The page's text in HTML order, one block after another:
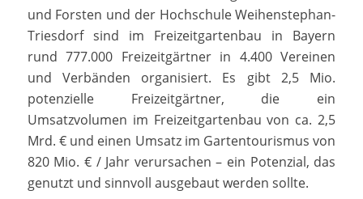
und Forsten und der Hochschule Weihenstephan-
Triesdorf sind im Freizeitgartenbau in Bayern
rund 777.000 Freizeitgärtner in 4.400 Vereinen
und Verbänden organisiert. Es gibt 2,5 Mio.
potenzielle Freizeitgärtner, die ein
Umsatzvolumen im Freizeitgartenbau von ca. 2,5
Mrd. € und einen Umsatz im Gartentourismus von
820 Mio. € / Jahr verursachen – ein Potenzial, das
genutzt und sinnvoll ausgebaut werden sollte.